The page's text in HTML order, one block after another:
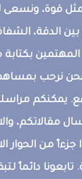
قوة،
الدقة،
بكتابة
نرحب
يمكنكم
مقالاتكم،
جزءاً من
تابعونا دائماً